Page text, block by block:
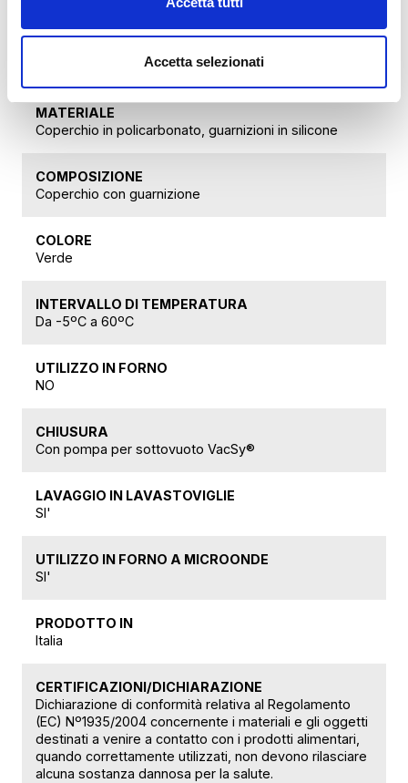
Accetta selezionati
MATERIALE
Coperchio in policarbonato, guarnizioni in silicone
COMPOSIZIONE
Coperchio con guarnizione
COLORE
Verde
INTERVALLO DI TEMPERATURA
Da -5ºC a 60ºC
UTILIZZO IN FORNO
NO
CHIUSURA
Con pompa per sottovuoto VacSy®
LAVAGGIO IN LAVASTOVIGLIE
SI'
UTILIZZO IN FORNO A MICROONDE
SI'
PRODOTTO IN
Italia
CERTIFICAZIONI/DICHIARAZIONE
Dichiarazione di conformità relativa al Regolamento
(EC) Nº1935/2004 concernente i materiali e gli oggetti
destinati a venire a contatto con i prodotti alimentari,
quando correttamente utilizzati, non devono rilasciare
alcuna sostanza dannosa per la salute.